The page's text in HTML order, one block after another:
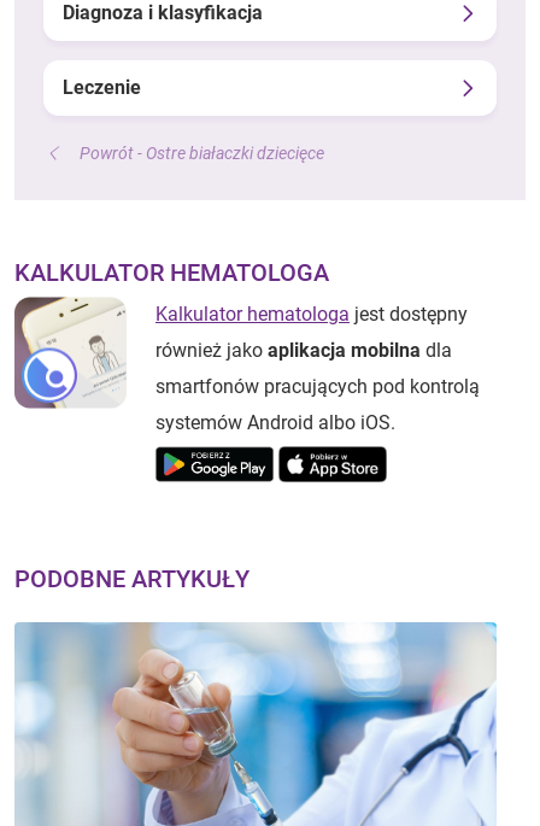
Diagnoza i klasyfikacja
Leczenie
Powrót - Ostre białaczki dziecięce
KALKULATOR HEMATOLOGA
Kalkulator hematologa jest dostępny
również jako aplikacja mobilna dla
smartfonów pracujących pod kontrolą
systemów Android albo iOS.
PODOBNE ARTYKUŁY